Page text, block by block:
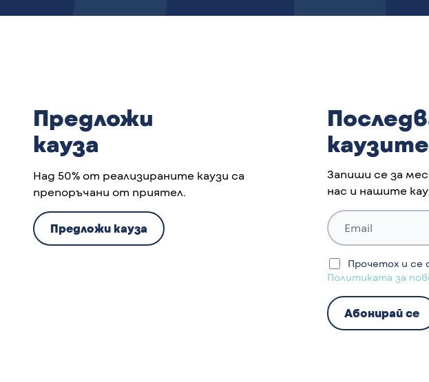
Предложи
кауза
Над 50% от реализираните каузи са
препоръчани от приятел.
Предложи кауза
Запиши се за
нас и нашите
Прочетох и се
Политиката за